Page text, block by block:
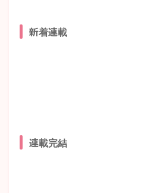
新着連載
連載完結